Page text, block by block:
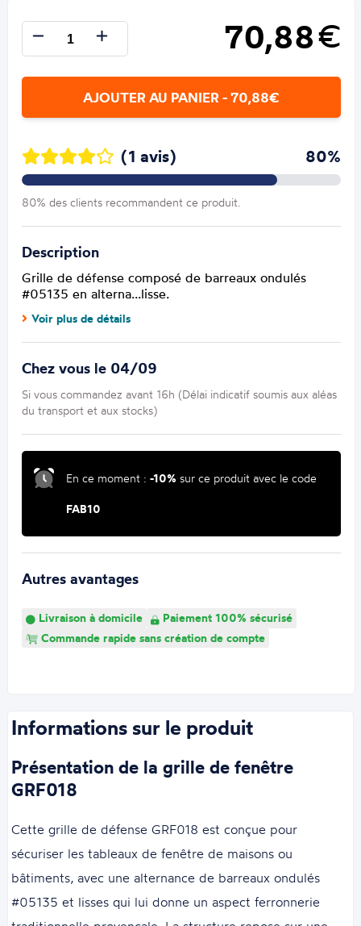
70,88€
AJOUTER AU PANIER - 70,88€
(1 avis) 80%
80% des clients recommandent ce produit.
Description
Grille de défense composé de barreaux ondulés
#05135 en alterna...lisse.
Voir plus de détails
Chez vous le 04/09
Si vous commandez avant 16h (Délai indicatif soumis aux aléas
du transport et aux stocks)
En ce moment :-10% sur ce produit avec le code
FAB10
Autres avantages
Livraison à domicile
Paiement 100% sécurisé
Commande rapide sans création de compte
Informations sur le produit
Présentation de la grille de fenêtre
GRF018
Cette grille de défense GRF018 est conçue pour
sécuriser les tableaux de fenêtre de maisons ou
bâtiments, avec une alternance de barreaux ondulés
#05135 et lisses qui lui donne un aspect ferronnerie